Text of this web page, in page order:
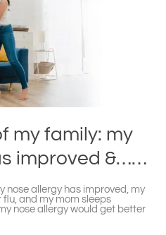
my family: my
improved &……
nose allergy has improved, my
flu, and my mom sleeps
nose allergy would get better